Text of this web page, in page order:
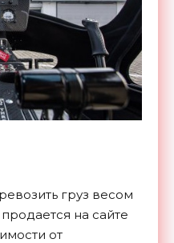
груз весом
на сайте
от